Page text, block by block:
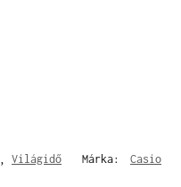
, Világidő Márka: Casio